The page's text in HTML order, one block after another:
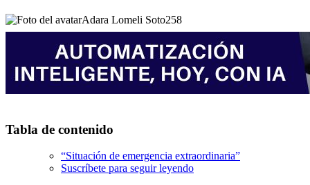
Adara Lomeli Soto258
Tabla de contenido
“Situación de emergencia extraordinaria”
Suscríbete para seguir leyendo